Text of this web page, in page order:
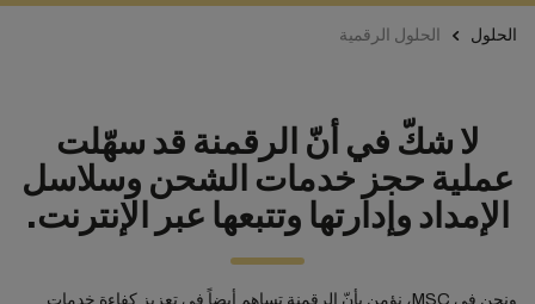
الحلول الحلول الرقمية
لا شكّ في أنّ الرقمنة قد سهّلت
عملية حجز خدمات الشحن وسلاسل
الإمداد وإدارتها وتتبعها عبر الإنترنت.
ونحن في MSC، نؤمن بأنّ الرقمنة تساهم أيضاً في تعزيز كفاءة خدمات